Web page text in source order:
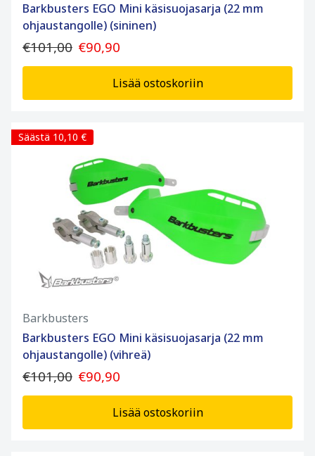
Barkbusters EGO Mini käsisuojasarja (22 mm
ohjaustangolle) (sininen)
€101,00 €90,90
Lisää ostoskoriin
Säästä 10,10 €
Barkbusters
Barkbusters EGO Mini käsisuojasarja (22 mm
ohjaustangolle) (vihreä)
€101,00 €90,90
Lisää ostoskoriin